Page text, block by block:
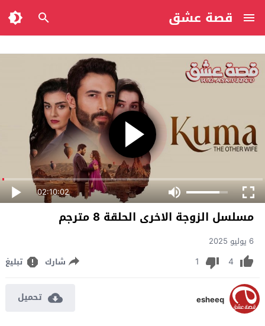
قصة عشق
02:10:02
مسلسل الزوجة الاخرى الحلقة 8 مترجم
6 يوليو 2025
4
1 شارك تبليغ
esheeq تحميل